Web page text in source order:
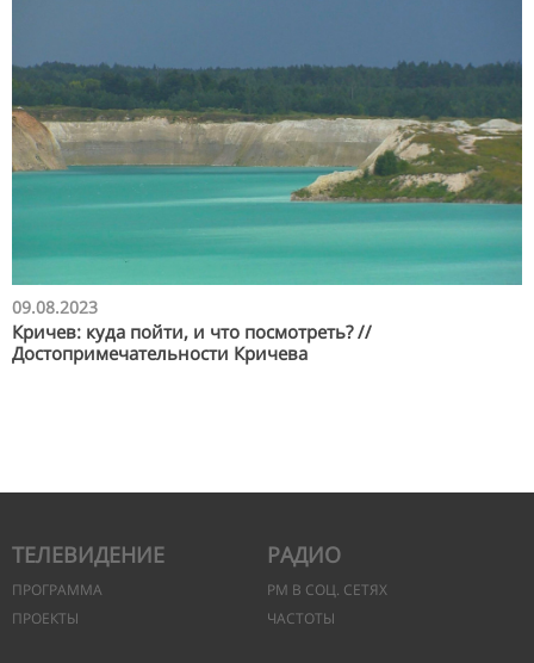
09.08.2023
Кричев: куда пойти, и что посмотреть? //
Достопримечательности Кричева
ТЕЛЕВИДЕНИЕ
ПРОГРАММА
ПРОЕКТЫ
РАДИО
РМ В СОЦ. СЕТЯХ
ЧАСТОТЫ